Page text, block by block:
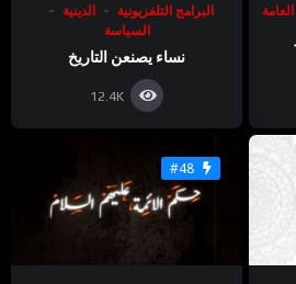
العامة البرامج التلفزيونية
الدينية
السياسة
نساء يصنعن التاريخ
12.4K
#48